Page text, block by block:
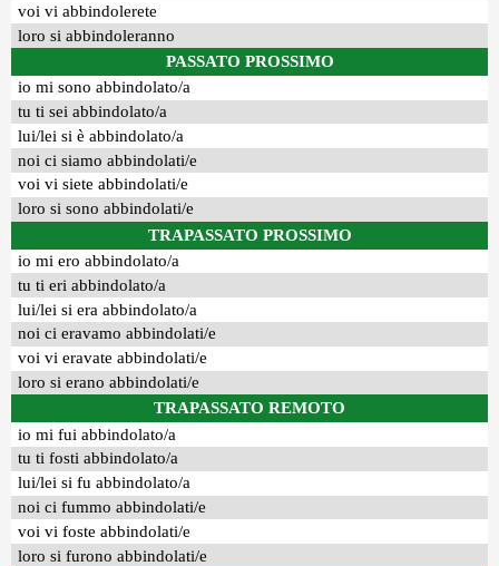
voi vi abbindolerete
loro si abbindoleranno
PASSATO PROSSIMO
io mi sono abbindolato/a
tu ti sei abbindolato/a
lui/lei si è abbindolato/a
noi ci siamo abbindolati/e
voi vi siete abbindolati/e
loro si sono abbindolati/e
TRAPASSATO PROSSIMO
io mi ero abbindolato/a
tu ti eri abbindolato/a
lui/lei si era abbindolato/a
noi ci eravamo abbindolati/e
voi vi eravate abbindolati/e
loro si erano abbindolati/e
TRAPASSATO REMOTO
io mi fui abbindolato/a
tu ti fosti abbindolato/a
lui/lei si fu abbindolato/a
noi ci fummo abbindolati/e
voi vi foste abbindolati/e
loro si furono abbindolati/e